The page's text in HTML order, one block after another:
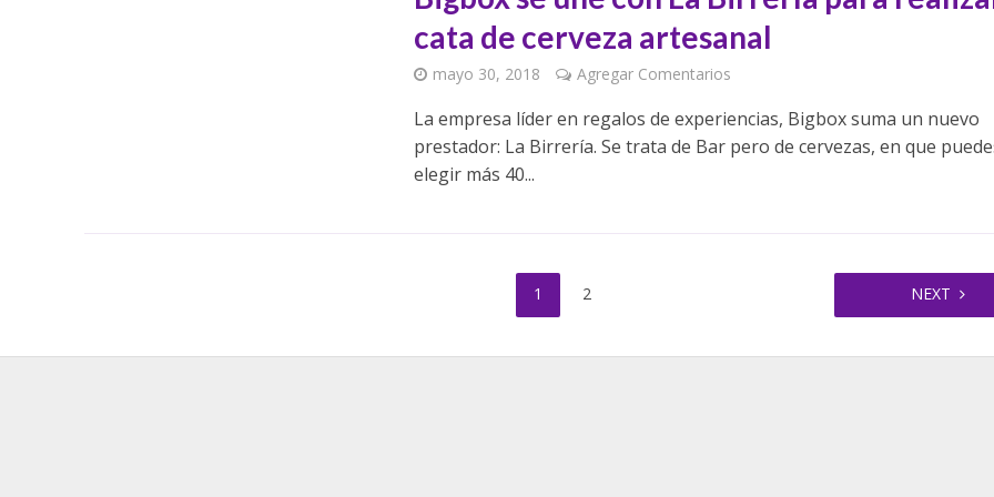
cata de cerveza artesanal
mayo 30, 2018 Agregar Comentarios
La empresa líder en regalos de experiencias, Bigbox suma un nuevo
prestador: La Birrería. Se trata de Bar pero de cervezas, en que
elegir más 40...
1 2 NEXT